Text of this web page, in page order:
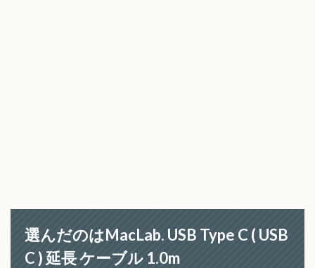
選んだのはMacLab. USB Type C ( USB
C ) 延長 ケーブル 1.0m